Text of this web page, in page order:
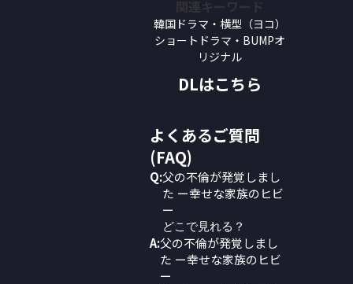
関連キーワード
韓国ドラマ・横型（ヨコ）
ショートドラマ・BUMPオ
リジナル
DLはこちら
よくあるご質問
(FAQ)
Q:父の不倫が発覚しまし
た ー幸せな家族のヒビ
ー
どこで見れる？
A:父の不倫が発覚しまし
た ー幸せな家族のヒビ
ー